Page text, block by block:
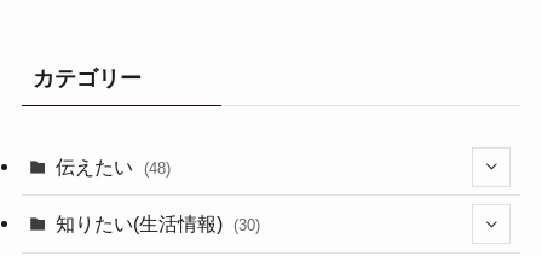
カテゴリー
伝えたい (48)
(44)
知りたい(生活情報) (30)